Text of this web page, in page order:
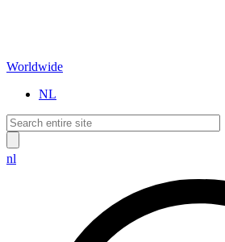
Worldwide
NL
nl